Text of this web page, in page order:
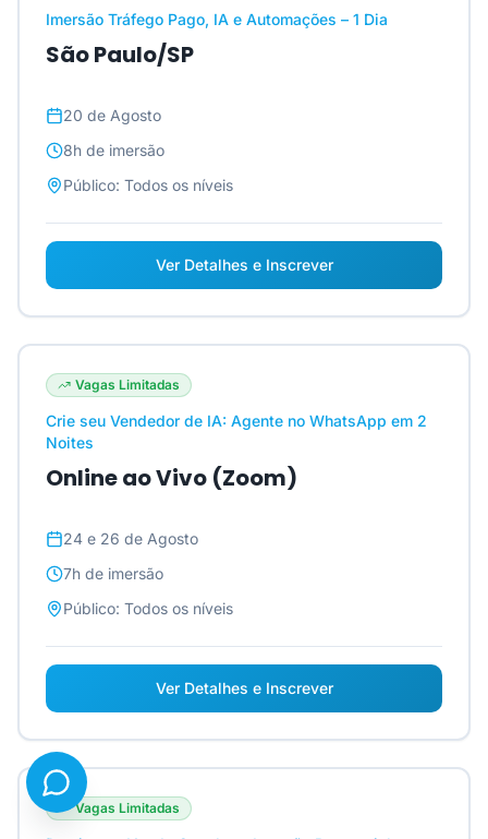
Imersão Tráfego Pago, IA e Automações – 1 Dia
São Paulo/SP
20 de Agosto
8h de imersão
Público: Todos os níveis
Ver Detalhes e Inscrever
Vagas Limitadas
Crie seu Vendedor de IA: Agente no WhatsApp em 2
Noites
Online ao Vivo (Zoom)
24 e 26 de Agosto
7h de imersão
Público: Todos os níveis
Ver Detalhes e Inscrever
Vagas Limitadas